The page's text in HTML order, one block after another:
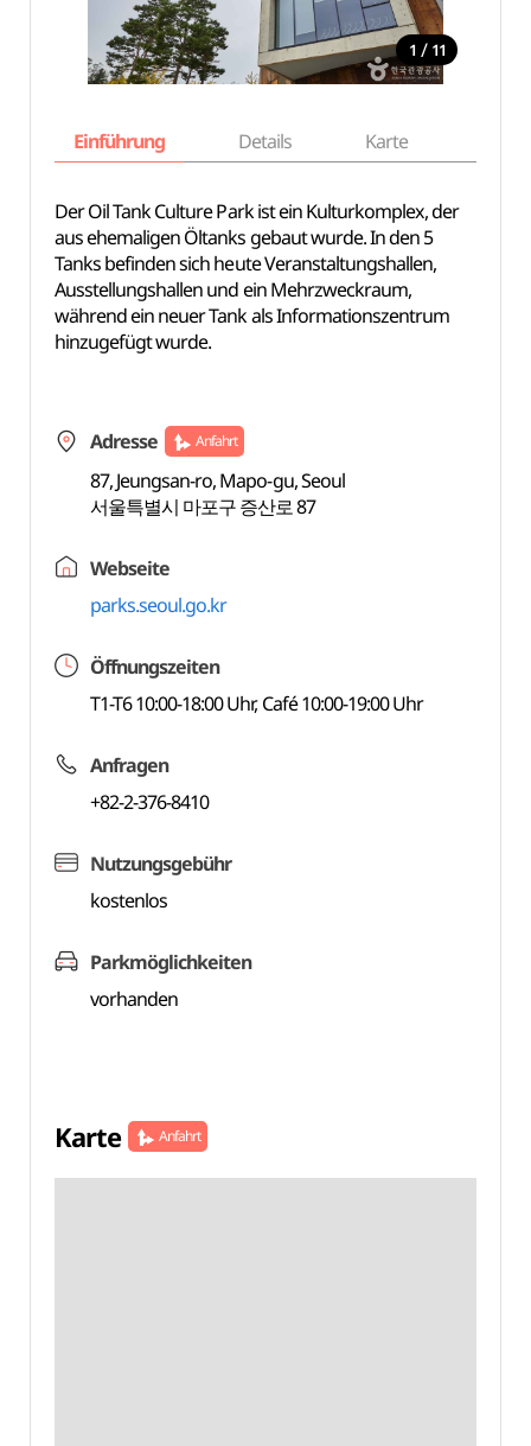
1 / 11
Einführung Details Karte
Der Oil Tank Culture Park ist ein Kulturkomplex, der
aus ehemaligen Öltanks gebaut wurde. In den 5
Tanks befinden sich heute Veranstaltungshallen,
Ausstellungshallen und ein Mehrzweckraum,
während ein neuer Tank als Informationszentrum
hinzugefügt wurde.
Adresse Anfahrt
87, Jeungsan-ro, Mapo-gu, Seoul
서울특별시 마포구 증산로 87
Webseite
parks.seoul.go.kr
Öffnungszeiten
T1-T6 10:00-18:00 Uhr, Café 10:00-19:00 Uhr
Anfragen
+82-2-376-8410
Nutzungsgebühr
kostenlos
Parkmöglichkeiten
vorhanden
Karte Anfahrt